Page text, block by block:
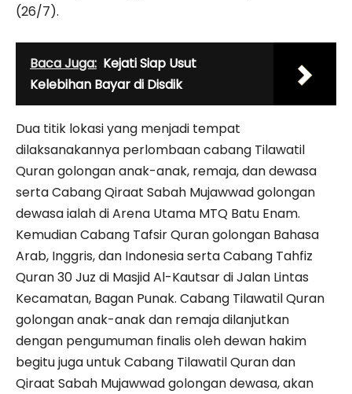
(26/7).
Baca Juga: Kejati Siap Usut
Kelebihan Bayar di Disdik
Dua titik lokasi yang menjadi tempat
dilaksanakannya perlombaan cabang Tilawatil
Quran golongan anak-anak, remaja, dan dewasa
serta Cabang Qiraat Sabah Mujawwad golongan
dewasa ialah di Arena Utama MTQ Batu Enam.
Kemudian Cabang Tafsir Quran golongan Bahasa
Arab, Inggris, dan Indonesia serta Cabang Tahfiz
Quran 30 Juz di Masjid Al-Kautsar di Jalan Lintas
Kecamatan, Bagan Punak. Cabang Tilawatil Quran
golongan anak-anak dan remaja dilanjutkan
dengan pengumuman finalis oleh dewan hakim
begitu juga untuk Cabang Tilawatil Quran dan
Qiraat Sabah Mujawwad golongan dewasa, akan